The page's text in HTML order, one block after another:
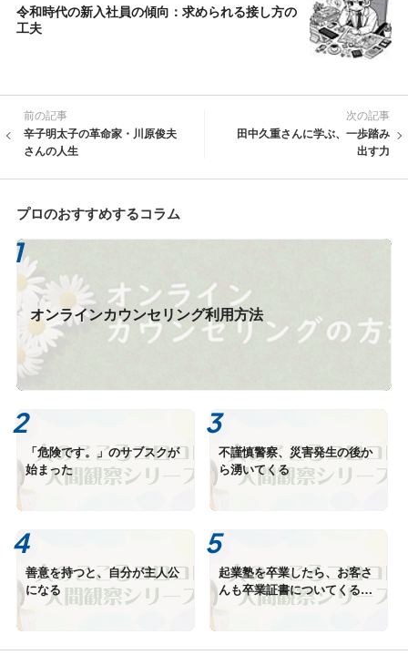
令和時代の新入社員の傾向：求められる接し方の
工夫
前の記事
辛子明太子の革命家・川原俊夫
さんの人生
次の記事
田中久重さんに学ぶ、一歩踏み
出す力
プロのおすすめするコラム
オンラインカウンセリング利用方法
「危険です。」のサブスクが
始まった
不謹慎警察、災害発生の後か
ら湧いてくる
善意を持つと、自分が主人公
になる
起業塾を卒業したら、お客さ
んも卒業証書についてくると
思っていた。